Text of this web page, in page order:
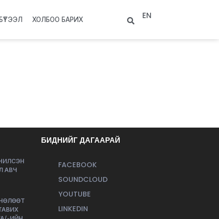
БҮТЭЭЛ ХОЛБОО БАРИХ EN
АВЧ
БИДНИЙГ ДАГААРАЙ
FACEBOOK
SOUNDCLOUD
YOUTUBE
LINKEDIN